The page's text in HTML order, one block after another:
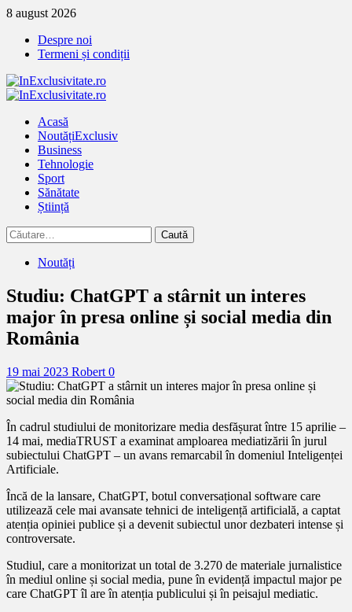
Treci
continut
8 august 2026
Despre noi
Termeni și condiții
Primary
Acasă
NoutățiExclusiv
Business
Tehnologie
Sport
Sănătate
Știință
Caută
după:
Noutăți
Studiu: ChatGPT a stârnit un interes
major în presa online și social media din
România
19 mai 2023 Robert 0
În cadrul studiului de monitorizare media desfășurat între 15 aprilie –
14 mai, mediaTRUST a examinat amploarea mediatizării în jurul
subiectului ChatGPT – un avans remarcabil în domeniul Inteligenței
Artificiale.
Încă de la lansare, ChatGPT, botul conversațional software care
utilizează cele mai avansate tehnici de inteligență artificială, a captat
atenția opiniei publice și a devenit subiectul unor dezbateri intense și
controversate.
Studiul, care a monitorizat un total de 3.270 de materiale jurnalistice
în mediul online și social media, pune în evidență impactul major pe
care ChatGPT îl are în atenția publicului și în peisajul mediatic.